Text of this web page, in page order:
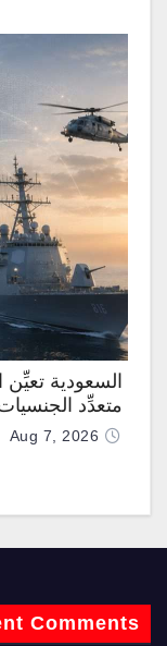
السعودية
متعدِّد
Aug 7, 2026
Comments